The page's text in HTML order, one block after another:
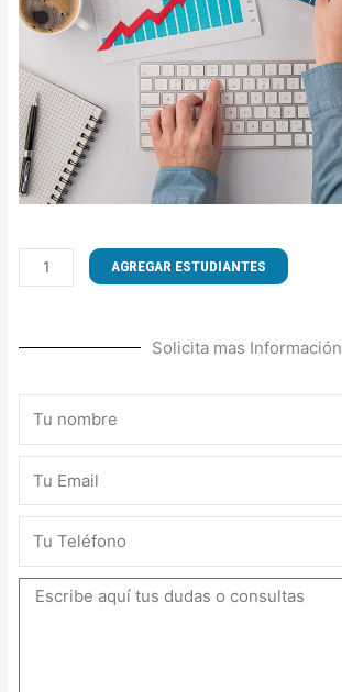
CURSO
DE
COMERCIAL
cantidad
AGREGAR ESTUDIANTES
Solicita mas Información
Mensaje